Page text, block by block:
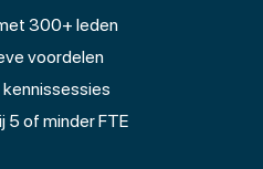
300+ leden
voordelen
5 of minder FTE